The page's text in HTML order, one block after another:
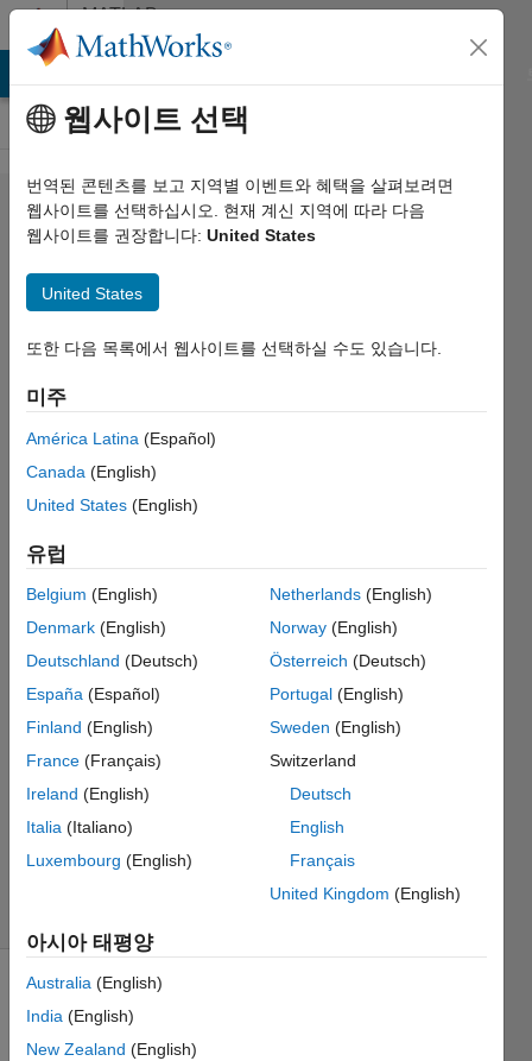
콘텐츠로 바로 가기
MATLAB
Answers
Simulink
- how to
access
time-
series
data
loaded
"From
block?
Kenny
12
1 답변
답변
채택됨
업데이트
시간: 2018
2월 12
웹사이트 선택
번역된 콘텐츠를 보고 지역별 이벤트와 혜택을 살펴보려면
웹사이트를 선택하십시오. 현재 계신 지역에 따라 다음
웹사이트를 권장합니다: United States
United States
또한 다음 목록에서 웹사이트를 선택하실 수도 있습니다.
미주
América Latina (Español)
Canada (English)
United States (English)
유럽
Belgium (English)
Denmark (English)
Deutschland (Deutsch)
España (Español)
Finland (English)
France (Français)
Ireland (English)
Italia (Italiano)
Luxembourg (English)
Netherlands(English)
Norway(English)
Österreich (Deutsch)
Portugal(English)
Sweden (English)
Switzerland
Deutsch
English
Français
United Kingdom (English)
아시아 태평양
Australia (English)
India (English)
New Zealand (English)